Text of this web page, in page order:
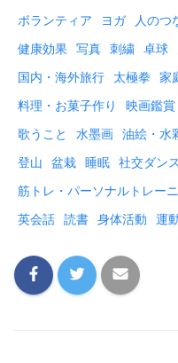
ボランティア
ヨガ 人のつ
健康効果
写真 刺繍 卓球
国内・海外旅行
太極拳 家
料理・お菓子作り
映画鑑賞
歌うこと
水墨画 油絵・水
登山
盆栽 睡眠 社交ダンス
筋トレ・パーソナルトレー
英会話
読書 身体活動 運